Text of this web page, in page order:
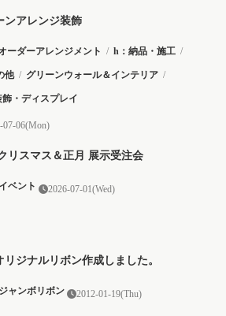
ンアレンジ装飾
ーダーアレンジメント / h：納品・施工 /
他 / グリーンウォール＆インテリア /
飾・ディスプレイ
07-06(Mon)
リスマス＆正月 展示受注会
ベント 2026-07-01(Wed)
リジナルリボン作成しました。
2012-01-19(Thu)
ャンボリボン